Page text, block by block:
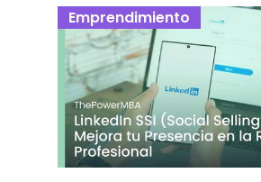
Emprendimiento